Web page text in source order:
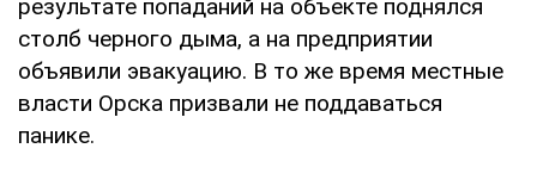
результате попаданий на объекте поднялся
столб черного дыма, а на предприятии
объявили эвакуацию. В то же время местные
власти Орска призвали не поддаваться
панике.